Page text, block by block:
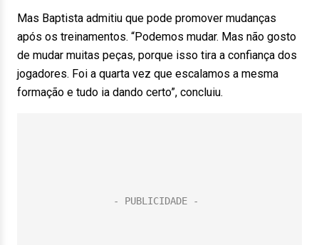
Mas Baptista admitiu que pode promover mudanças
após os treinamentos. “Podemos mudar. Mas não gosto
de mudar muitas peças, porque isso tira a confiança dos
jogadores. Foi a quarta vez que escalamos a mesma
formação e tudo ia dando certo”, concluiu.